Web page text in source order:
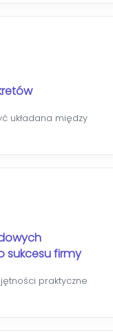
układana między
sukcesu firmy
praktyczne